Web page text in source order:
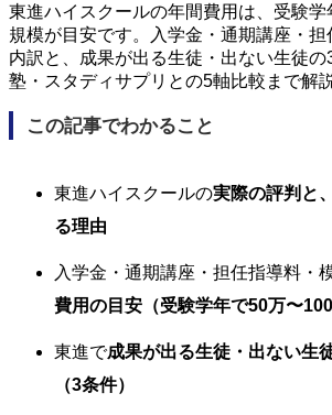
東進ハイスクールの年間費用は、受験学
規模が目安です。入学金・通期講座・
内訳と、成果が出る生徒・出ない生徒
塾・スタディサプリとの5軸比較まで解
この記事でわかること
東進ハイスクールの実際の評判と
る理由
入学金・通期講座・担任指導料・
費用の目安（受験学年で50万〜100
東進で成果が出る生徒・出ない生
（3条件）